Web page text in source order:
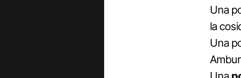
Una
la
Una